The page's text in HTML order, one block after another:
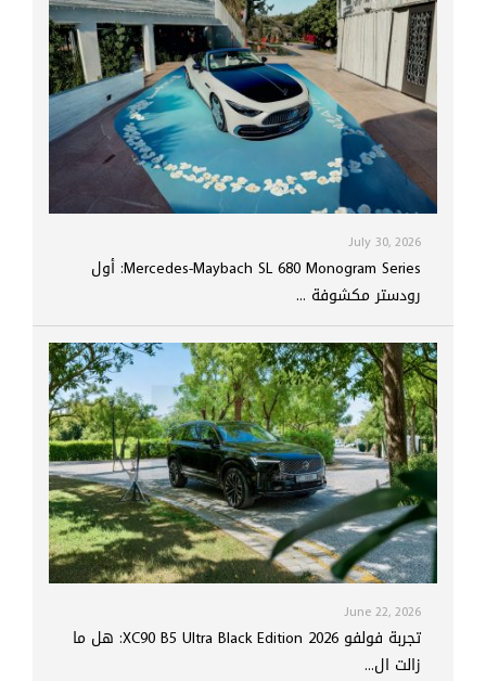
July 30, 2026
Mercedes-Maybach SL 680 Monogram Series: أول
رودستر مكشوفة ...
June 22, 2026
تجربة فولفو XC90 B5 Ultra Black Edition 2026: هل ما
زالت ال...